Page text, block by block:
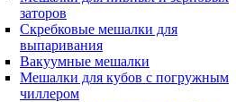
заторов
Скребковые мешалки для
выпаривания
Вакуумные мешалки
Мешалки для кубов с погружным
чиллером